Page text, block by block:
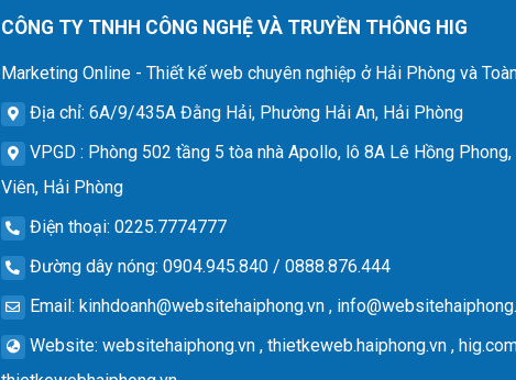
CÔNG TY TNHH CÔNG NGHỆ VÀ TRUYỀN THÔNG HIG
Marketing Online - Thiết kế web chuyên nghiệp ở Hải Phòng và
Địa chỉ: 6A/9/435A Đằng Hải, Phường Hải An, Hải Phòng
VPGD : Phòng 502 tầng 5 tòa nhà Apollo, lô 8A Lê Hồng
Viên, Hải Phòng
Điện thoại: 0225.7774777
Đường dây nóng: 0904.945.840 / 0888.876.444
Email : kinhdoanh@websitehaiphong.vn,
Website: websitehaiphong.vn , thietkeweb.haiphong.vn ,